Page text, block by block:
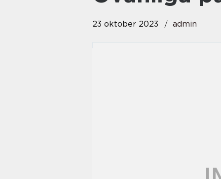
23 oktober 2023 admin